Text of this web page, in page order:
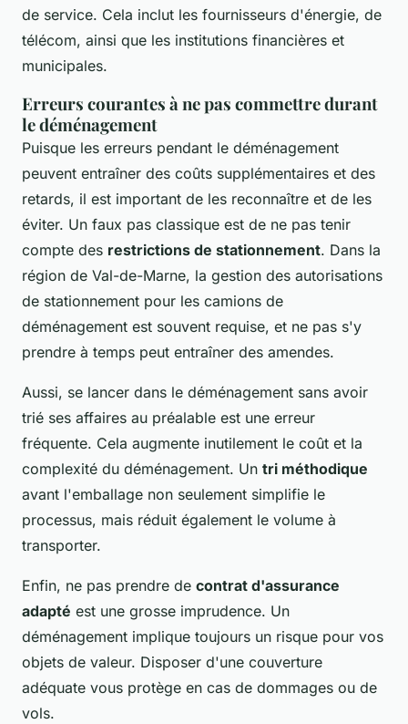
de service. Cela inclut les fournisseurs d'énergie, de
télécom, ainsi que les institutions financières et
municipales.
Erreurs courantes à ne pas commettre durant
le déménagement
Puisque les erreurs pendant le déménagement
peuvent entraîner des coûts supplémentaires et des
retards, il est important de les reconnaître et de les
éviter. Un faux pas classique est de ne pas tenir
compte des restrictions de stationnement. Dans la
région de Val-de-Marne, la gestion des autorisations
de stationnement pour les camions de
déménagement est souvent requise, et ne pas s'y
prendre à temps peut entraîner des amendes.
Aussi, se lancer dans le déménagement sans avoir
trié ses affaires au préalable est une erreur
fréquente. Cela augmente inutilement le coût et la
complexité du déménagement. Un tri méthodique
avant l'emballage non seulement simplifie le
processus, mais réduit également le volume à
transporter.
Enfin, ne pas prendre de contrat d'assurance
adapté est une grosse imprudence. Un
déménagement implique toujours un risque pour vos
objets de valeur. Disposer d'une couverture
adéquate vous protège en cas de dommages ou de
vols.